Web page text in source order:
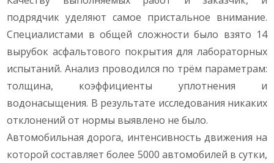
подрядчик уделяют самое пристальное внимание.
Специалистами в общей сложности было взято 14
вырубок асфальтового покрытия для лабораторных
испытаний. Анализ проводился по трём параметрам:
толщина, коэффициенты уплотнения и
водонасыщения. В результате исследования никаких
отклонений от нормы выявлено не было.
Автомобильная дорога, интенсивность движения на
которой составляет более 5000 автомобилей в сутки,